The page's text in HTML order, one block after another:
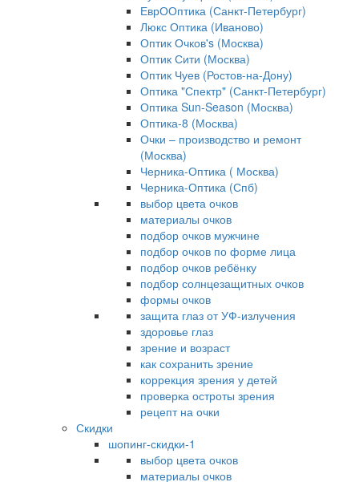
ЕврООптика (Санкт-Петербург)
Люкс Оптика (Иваново)
Оптик Очков's (Москва)
Оптик Сити (Москва)
Оптик Чуев (Ростов-на-Дону)
Оптика "Спектр" (Санкт-Петербург)
Оптика Sun-Season (Москва)
Оптика-8 (Москва)
Очки – производство и ремонт
(Москва)
Черника-Оптика ( Москва)
Черника-Оптика (Спб)
выбор цвета очков
материалы очков
подбор очков мужчине
подбор очков по форме лица
подбор очков ребёнку
подбор солнцезащитных очков
формы очков
защита глаз от УФ-излучения
здоровье глаз
зрение и возраст
как сохранить зрение
коррекция зрения у детей
проверка остроты зрения
рецепт на очки
Скидки
шопинг-скидки-1
выбор цвета очков
материалы очков